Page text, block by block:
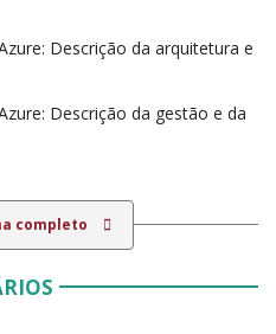
Descrição da arquitetura e
Descrição da gestão e da
completo